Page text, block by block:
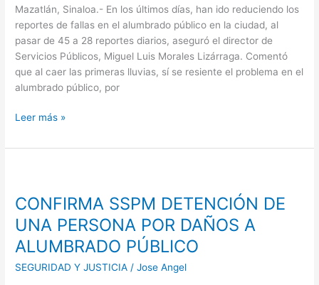
Mazatlán, Sinaloa.- En los últimos días, han ido reduciendo los
reportes de fallas en el alumbrado público en la ciudad, al
pasar de 45 a 28 reportes diarios, aseguró el director de
Servicios Públicos, Miguel Luis Morales Lizárraga. Comentó
que al caer las primeras lluvias, sí se resiente el problema en el
alumbrado público, por
REPONE
CABLEADO
ROBADO:
MORALES
Leer más »
CONFIRMA SSPM DETENCIÓN DE
UNA PERSONA POR DAÑOS A
ALUMBRADO PÚBLICO
SEGURIDAD Y JUSTICIA /Jose Angel
DETENCIÓN
DE
UNA
PERSONA
POR